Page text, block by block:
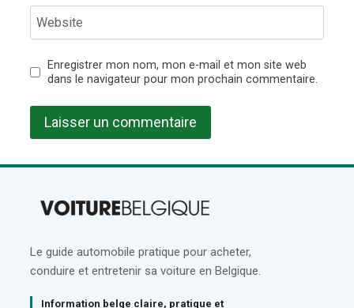
Website
Enregistrer mon nom, mon e-mail et mon site web
dans le navigateur pour mon prochain commentaire.
Le guide automobile pratique pour acheter,
conduire et entretenir sa voiture en Belgique.
Information belge claire, pratique et